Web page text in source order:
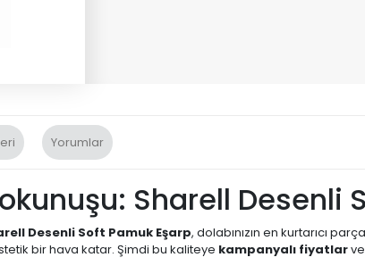
Yorumlar
Sharell Desenli
Desenli Soft Pamuk Eşarp, dolabınızın en kurtarıcı
bir hava katar. Şimdi bu kaliteye kampanyalı fiyatlarve